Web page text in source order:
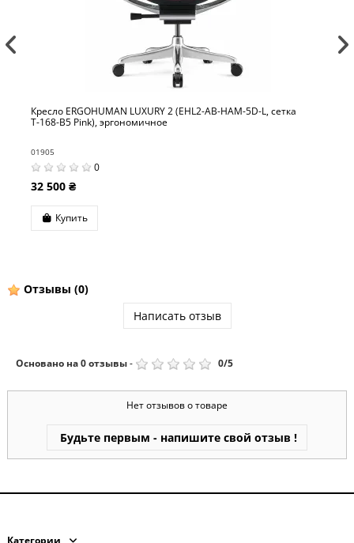
Кресло ERGOHUMAN LUXURY 2 (EHL2-AB-HAM-5D-L, сетка
Т-168-B5 Pink), эргономичное
01905
0
32 500 ₴
Купить
Отзывы (0)
Написать отзыв
Основано на0отзывы- 0/5
Нет отзывов о товаре
Будьте первым - напишите свой отзыв !
Категории